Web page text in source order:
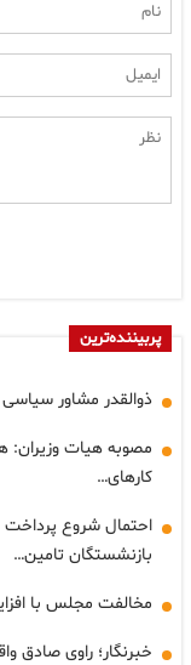
پربیننده‌ترین
ذوالقدر مشاور
مصوبه هیات وزیران:
کارهای…
احتمال شروع
بازنشستگان تامین…
مخالفت مجلس با
خبرنگار؛ راوی صادق